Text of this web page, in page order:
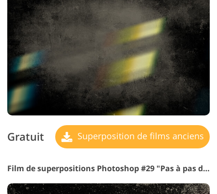
Gratuit Superposition de films anciens
Film de superpositions Photoshop #29 "Pas à pas de le futur"